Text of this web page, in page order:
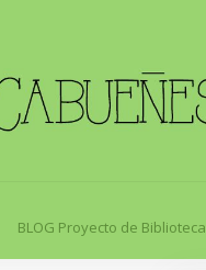
BLOG Proyecto de Biblioteca